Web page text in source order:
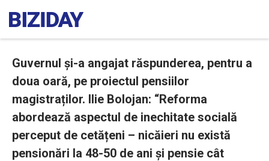
Guvernul și-a angajat răspunderea, pentru a
doua oară, pe proiectul pensiilor
magistraților. Ilie Bolojan: “Reforma
abordează aspectul de inechitate socială
perceput de cetățeni – nicăieri nu există
pensionări la 48-50 de ani și pensie cât